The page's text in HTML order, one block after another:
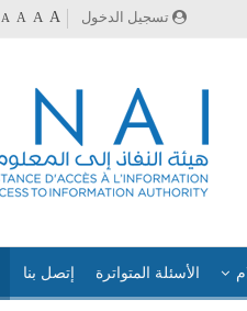
تسجيل الدخول A A A A
الأسئلة المتواترة إتصل بنا